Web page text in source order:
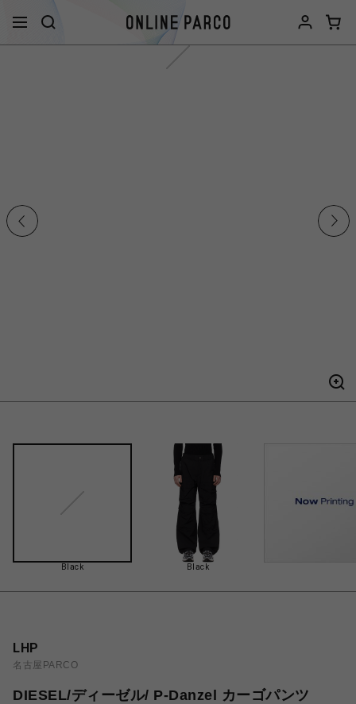
Black Black
LHP
名古屋PARCO
DIESEL/ディーゼル/ P-Danzel カーゴパンツ